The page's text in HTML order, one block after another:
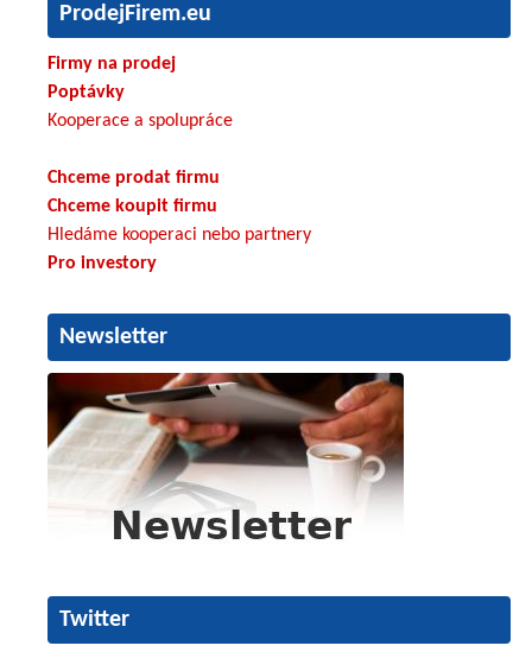
ProdejFirem.eu
Firmy na prodej
Poptávky
Kooperace a spolupráce
Chceme prodat firmu
Chceme koupit firmu
Hledáme kooperaci nebo partnery
Pro investory
Newsletter
Twitter